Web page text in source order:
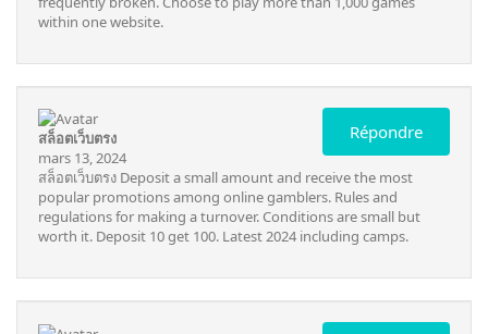
within one website.
Répondre
สล็อตเว็บตรง
mars 13, 2024
สล็อตเว็บตรง Deposit a small amount and receive the most
popular promotions among online gamblers. Rules and
regulations for making a turnover. Conditions are small but
worth it. Deposit 10 get 100. Latest 2024 including camps.